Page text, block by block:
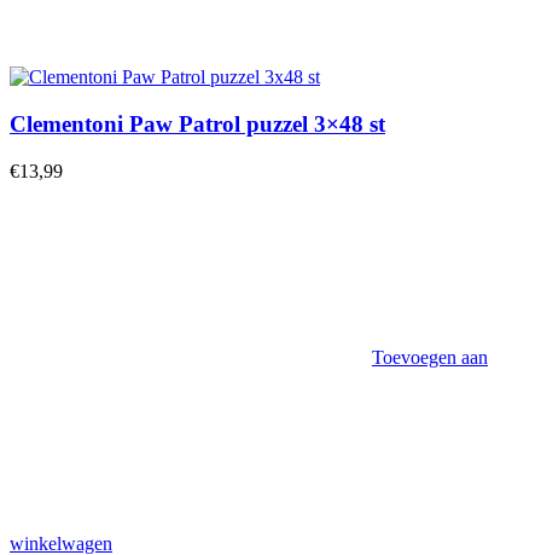
Clementoni Paw Patrol puzzel 3×48 st
€13,99
Toevoegen aan
winkelwagen